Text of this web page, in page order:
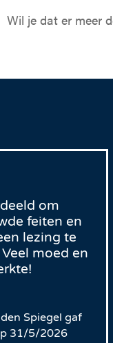
Wil je dat er meer
om
feiten en
lezing te
moed en
Spiegel gaf
31/5/2026